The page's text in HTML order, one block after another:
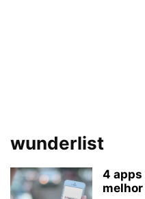
wunderlist
4 apps
melhor